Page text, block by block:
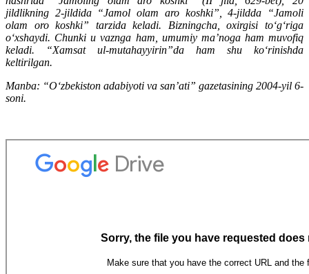
jildlikning 2-jildida “Jamol olam aro koshki”, 4-jildda “Jamoli
olam oro koshki” tarzida keladi. Bizningcha, oxirgisi to‘g‘riga
o‘xshaydi. Chunki u vaznga ham, umumiy ma’noga ham muvofiq
keladi. “Xamsat ul-mutahayyirin”da ham shu ko‘rinishda
keltirilgan.
Manba: “O‘zbekiston adabiyoti va san’ati” gazetasining 2004-yil 6-
soni.